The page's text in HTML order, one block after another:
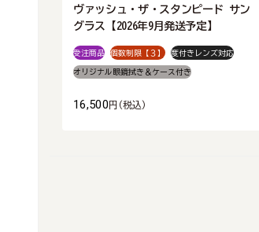
ヴァッシュ・ザ・スタンピード サン
グラス【2026年9月発送予定】
受注商品 個数制限【３】 度付きレンズ対応
オリジナル眼鏡拭き＆ケース付き
16,500 円 (税込)